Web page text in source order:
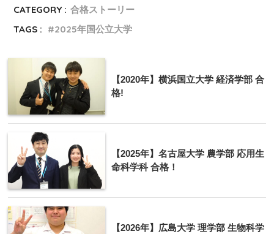
CATEGORY : 合格ストーリー
TAGS :
2025年国公立大学
【2020年】横浜国立大学 経済学部 合
格!
【2025年】名古屋大学 農学部 応用生
命科学科 合格！
【2026年】広島大学 理学部 生物科学